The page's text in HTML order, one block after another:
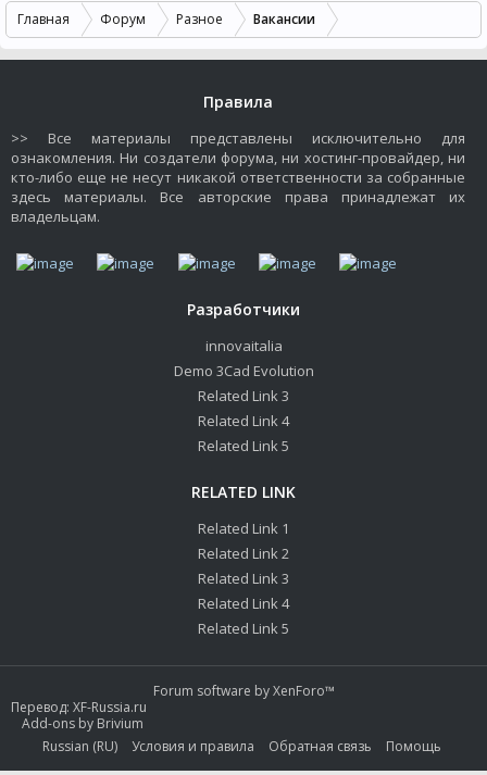
Главная Форум Разное Вакансии
Правила
>> Все материалы представлены исключительно для
ознакомления. Ни создатели форума, ни хостинг-провайдер, ни
кто-либо еще не несут никакой ответственности за собранные
здесь материалы. Все авторские права принадлежат их
владельцам.
Разработчики
innovaitalia
Demo 3Cad Evolution
Related Link 3
Related Link 4
Related Link 5
RELATED LINK
Related Link 1
Related Link 2
Related Link 3
Related Link 4
Related Link 5
Forum software by XenForo™
Перевод: XF-Russia.ru
Add-ons by Brivium
Russian (RU)
Условия и правила Обратная связь Помощь